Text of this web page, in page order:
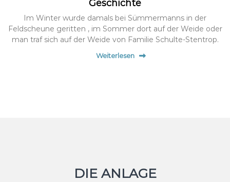
Geschichte
Im Winter wurde damals bei Sümmermanns in der
Feldscheune geritten , im Sommer dort auf der Weide oder
man traf sich auf der Weide von Familie Schulte-Stentrop.
Weiterlesen
DIE ANLAGE